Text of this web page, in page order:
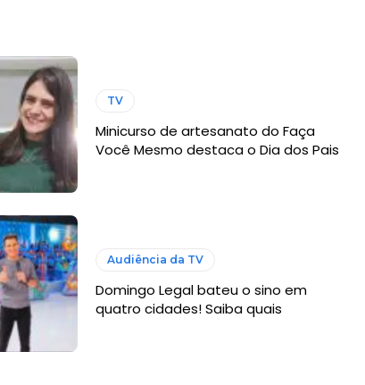
TV
Minicurso de artesanato do Faça
Você Mesmo destaca o Dia dos Pais
Audiência da TV
Domingo Legal bateu o sino em
quatro cidades! Saiba quais